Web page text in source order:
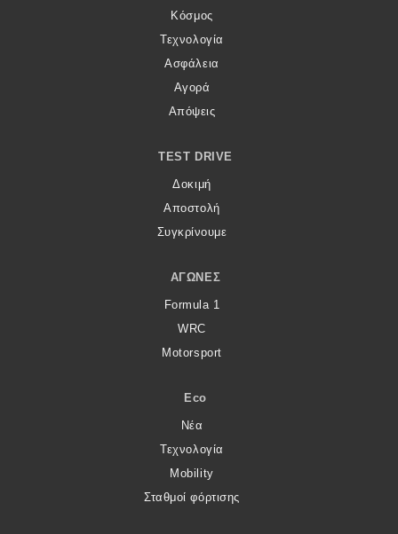
Κόσμος
Τεχνολογία
Ασφάλεια
Αγορά
Απόψεις
TEST DRIVE
Δοκιμή
Αποστολή
Συγκρίνουμε
ΑΓΏΝΕΣ
Formula 1
WRC
Motorsport
Eco
Νέα
Τεχνολογία
Mobility
Σταθμοί φόρτισης